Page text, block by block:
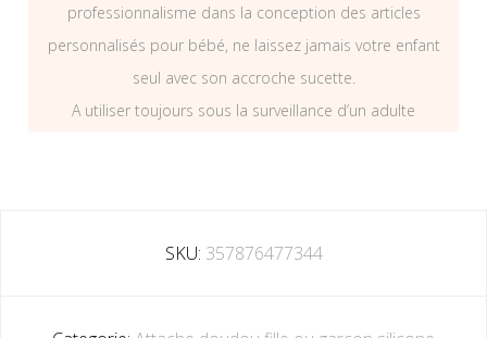
professionnalisme dans la conception des articles
personnalisés pour bébé, ne laissez jamais votre enfant
seul avec son accroche sucette.
A utiliser toujours sous la surveillance d’un adulte
SKU: 357876477344